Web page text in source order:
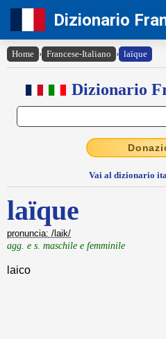
Dizionario
Home › Francese-Italiano › laïque
Dizionario
Vai al dizionario
laïque
pronuncia: /laik/
agg. e s. maschile e femminile
laico